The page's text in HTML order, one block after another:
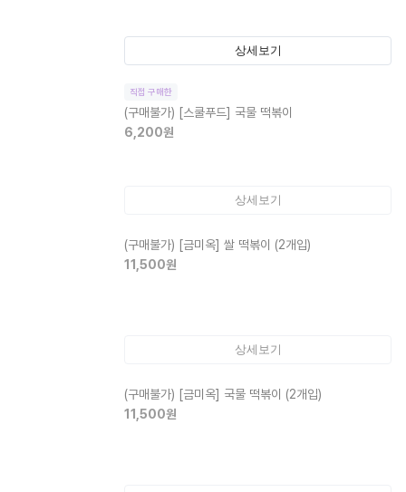
상세보기
직접 구매한
(구매불가) [스쿨푸드] 국물 떡볶이
6,200원
상세보기
(구매불가) [금미옥] 쌀 떡볶이 (2개입)
11,500원
상세보기
(구매불가) [금미옥] 국물 떡볶이 (2개입)
11,500원